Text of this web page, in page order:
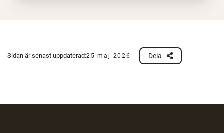
Sidan är senast uppdaterad:25 maj 2026 Dela